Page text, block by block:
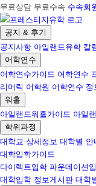
무료상담 무료수속 수속회
공지 & 후기
공지사항 아일랜드유학 칼
어학연수
어학연수가이드 어학연수
리머릭 어학원 어학연수
워홀
아일랜드워홀가이드 아일
학위과정
대학교 상세정보 대학별 안
대학입학가이드
다이렉트입학 파운데이션
대학입학 정보게시판 대학